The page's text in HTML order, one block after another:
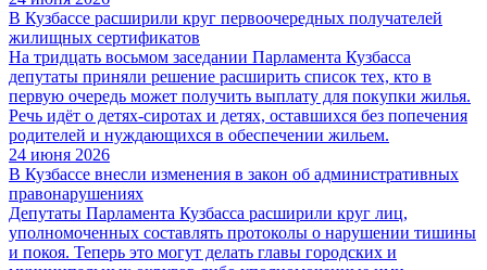
В Кузбассе расширили круг первоочередных получателей
жилищных сертификатов
На тридцать восьмом заседании Парламента Кузбасса
депутаты приняли решение расширить список тех, кто в
первую очередь может получить выплату для покупки жилья.
Речь идёт о детях‑сиротах и детях, оставшихся без попечения
родителей и нуждающихся в обеспечении жильем.
24 июня 2026
В Кузбассе внесли изменения в закон об административных
правонарушениях
Депутаты Парламента Кузбасса расширили круг лиц,
уполномоченных составлять протоколы о нарушении тишины
и покоя. Теперь это могут делать главы городских и